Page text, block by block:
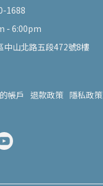
1688
- 6:00pm
中山北路五段472號8樓
帳戶 退款政策 隱私政策